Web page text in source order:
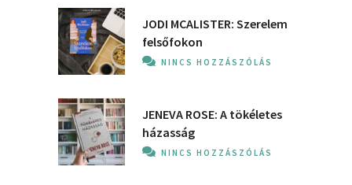
JODI MCALISTER: Szerelem
felsőfokon
NINCS HOZZÁSZÓLÁS
JENEVA ROSE: A ​tökéletes
házasság
NINCS HOZZÁSZÓLÁS